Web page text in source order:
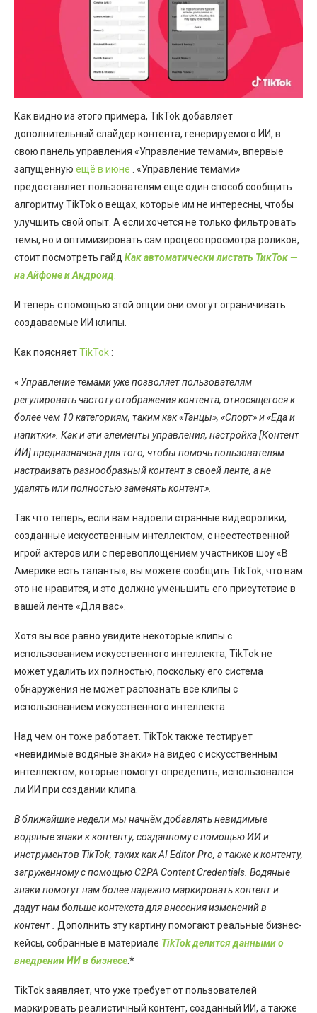
Как видно из этого примера, TikTok добавляет
дополнительный слайдер контента, генерируемого ИИ, в
свою панель управления «Управление темами», впервые
запущенную ещё в июне . «Управление темами»
предоставляет пользователям ещё один способ сообщить
алгоритму TikTok о вещах, которые им не интересны, чтобы
улучшить свой опыт. А если хочется не только фильтровать
темы, но и оптимизировать сам процесс просмотра роликов,
стоит посмотреть гайд Как автоматически листать ТикТок —
на Айфоне и Андроид.
И теперь с помощью этой опции они смогут ограничивать
создаваемые ИИ клипы.
Как поясняетTikTok :
« Управление темами уже позволяет пользователям
регулировать частоту отображения контента, относящегося к
более чем 10 категориям, таким как «Танцы», «Спорт» и «Еда и
напитки». Как и эти элементы управления, настройка [Контент
ИИ] предназначена для того, чтобы помочь пользователям
настраивать разнообразный контент в своей ленте, а не
удалять или полностью заменять контент».
Так что теперь, если вам надоели странные видеоролики,
созданные искусственным интеллектом, с неестественной
игрой актеров или с перевоплощением участников шоу «В
Америке есть таланты», вы можете сообщить TikTok, что вам
это не нравится, и это должно уменьшить его присутствие в
вашей ленте «Для вас».
Хотя вы все равно увидите некоторые клипы с
использованием искусственного интеллекта, TikTok не
может удалить их полностью, поскольку его система
обнаружения не может распознать все клипы с
использованием искусственного интеллекта.
Над чем он тоже работает. TikTok также тестирует
«невидимые водяные знаки» на видео с искусственным
интеллектом, которые помогут определить, использовался
ли ИИ при создании клипа.
В ближайшие недели мы начнём добавлять невидимые
водяные знаки к контенту, созданному с помощью ИИ и
инструментов TikTok, таких как AI Editor Pro, а также к контенту,
загруженному с помощью C2PA Content Credentials. Водяные
знаки помогут нам более надёжно маркировать контент и
дадут нам больше контекста для внесения изменений в
контент . Дополнить эту картину помогают реальные бизнес-
кейсы, собранные в материале TikTok делится данными о
внедрении ИИ в бизнесе.*
TikTok заявляет, что уже требует от пользователей
маркировать реалистичный контент, созданный ИИ, а также